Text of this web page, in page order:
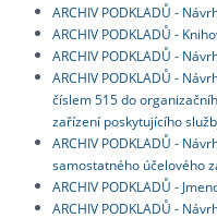
ARCHIV PODKLADŮ -
ARCHIV PODKLADŮ -
ARCHIV PODKLADŮ -
ARCHIV PODKLADŮ -
číslem 515 do
zařízení poskytujícího
ARCHIV PODKLADŮ -
samostatného účelového
ARCHIV PODKLADŮ -
ARCHIV PODKLADŮ -